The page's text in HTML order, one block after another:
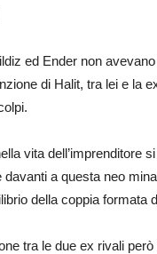
ed Ender non
di Halit, tra lei e la
vita dell’imprenditore
davanti a questa neo
della coppia formata
tra le due ex rivali